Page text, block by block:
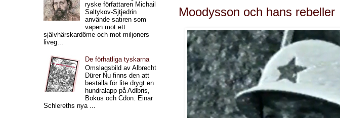
Moodysson och hans rebeller
ryske författaren Michail
Saltykov-Sjtjedrin
använde satiren som
vapen mot ett
självhärskardöme och mot miljoners
liveg...
De förhatliga tyskarna
Omslagsbild av Albrecht
Dürer Nu finns den att
beställa för lite drygt en
hundralapp på Adlbris,
Bokus och Cdon. Einar
Schlereths nya ...